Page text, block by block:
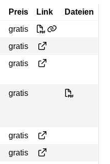
Preis Link
Dateien
gratis AHV-Ausweis
gratis Anmeldung
gratis Anmeldung
gratis
gratis Gründen einer Firma
gratis Hinterlassenenrente